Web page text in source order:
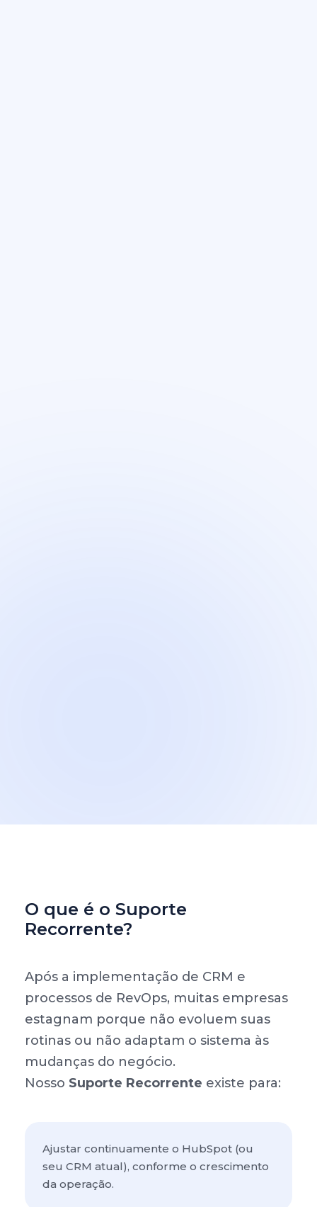
O que é o Suporte
Recorrente?
Após a implementação de CRM e
processos de RevOps, muitas empresas
estagnam porque não evoluem suas
rotinas ou não adaptam o sistema às
mudanças do negócio.
Nosso Suporte Recorrente existe para:
Ajustar continuamente o HubSpot (ou
seu CRM atual), conforme o crescimento
da operação.